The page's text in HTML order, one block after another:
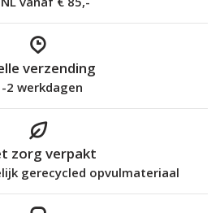
verzending
2 werkdagen
zorg verpakt
gerecycled opvulmateriaal